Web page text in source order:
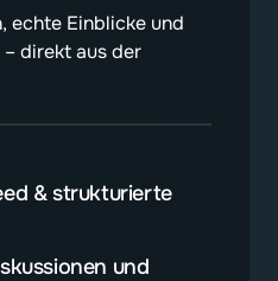
echte Einblicke und
direkt aus der
& strukturierte
und